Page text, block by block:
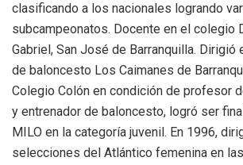
clasificando a los nacionales logrando
subcampeonatos. Docente en el colegio
Gabriel, San José de Barranquilla. Dirigió
de baloncesto Los Caimanes de
Colegio Colón en condición de profesor
y entrenador de baloncesto, logró ser
MILO en la categoría juvenil. En 1996,
selecciones del Atlántico femenina en